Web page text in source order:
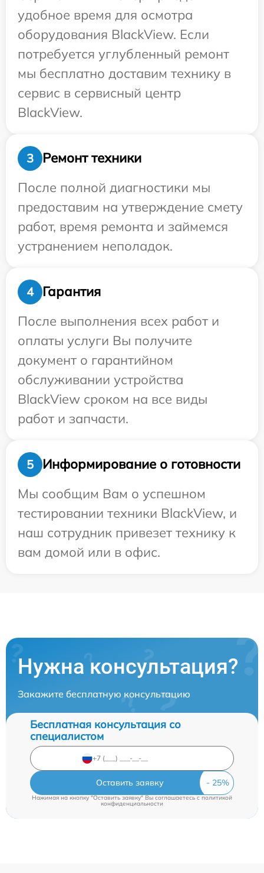
удобное время для осмотра
оборудования BlackView. Если
потребуется углубленный ремонт
мы бесплатно доставим технику в
сервис в сервисный центр
BlackView.
3
Ремонт техники
После полной диагностики мы
предоставим на утверждение смету
работ, время ремонта и займемся
устранением неполадок.
4
Гарантия
После выполнения всех работ и
оплаты услуги Вы получите
документ о гарантийном
обслуживании устройства
BlackView сроком на все виды
работ и запчасти.
5
Информирование о готовности
Мы сообщим Вам о успешном
тестировании техники BlackView, и
наш сотрудник привезет технику к
вам домой или в офис.
Нужна консультация?
Закажите бесплатную консультацию
Бесплатная консультация со
специалистом
Оставить заявку
Нажимая на кнопку "Оставить заявку" Вы соглашаетесь cполитикой
конфиденциальности